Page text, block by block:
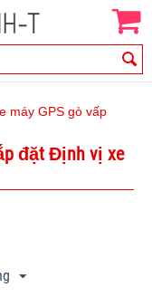
máy GPS gò vấp
đặt Định vị xe